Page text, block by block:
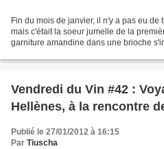
Fin du mois de janvier, il n'y a pas eu
mais c'était la soeur jumelle de la
garniture amandine dans une brioche
Vendredi du Vin #42 :
Hellènes, à la rencontre
Publié le 27/01/2012 à 16:15
Par Tiuscha